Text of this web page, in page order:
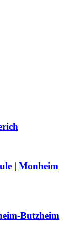
| Monheim
Butzheim